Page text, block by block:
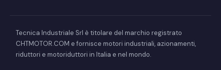
Tecnica Industriale Srl è titolare del marchio registrato
CHTMOTOR.COM e fornisce motori industriali, azionamenti,
riduttori e motoriduttori in Italia e nel mondo.